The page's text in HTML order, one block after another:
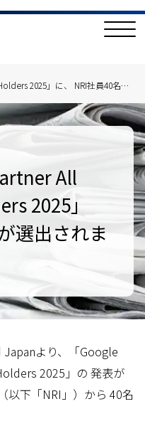
T
o
N
a
v
i
2025」に、 NRI社員40名が
All
2025」
選出されま
より、「Google
2025」の 発表が
以下「NRI」）から 40名